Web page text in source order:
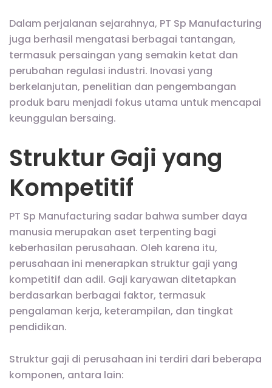
Dalam perjalanan sejarahnya, PT Sp Manufacturing
juga berhasil mengatasi berbagai tantangan,
termasuk persaingan yang semakin ketat dan
perubahan regulasi industri. Inovasi yang
berkelanjutan, penelitian dan pengembangan
produk baru menjadi fokus utama untuk mencapai
keunggulan bersaing.
Struktur Gaji yang
Kompetitif
PT Sp Manufacturing sadar bahwa sumber daya
manusia merupakan aset terpenting bagi
keberhasilan perusahaan. Oleh karena itu,
perusahaan ini menerapkan struktur gaji yang
kompetitif dan adil. Gaji karyawan ditetapkan
berdasarkan berbagai faktor, termasuk
pengalaman kerja, keterampilan, dan tingkat
pendidikan.
Struktur gaji di perusahaan ini terdiri dari beberapa
komponen, antara lain: